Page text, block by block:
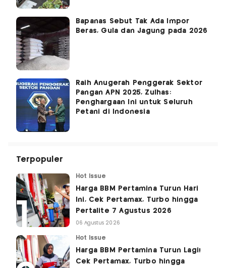
Bapanas Sebut Tak Ada Impor
Beras, Gula dan Jagung pada 2026
Raih Anugerah Penggerak Sektor
Pangan APN 2025, Zulhas:
Penghargaan Ini untuk Seluruh
Petani di Indonesia
Terpopuler
Hot Issue
Harga BBM Pertamina Turun Hari
Ini, Cek Pertamax, Turbo hingga
Pertalite 7 Agustus 2026
06 Agustus 2026
Hot Issue
Harga BBM Pertamina Turun Lagi!
Cek Pertamax, Turbo hingga